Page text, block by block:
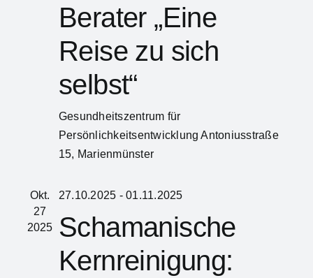
Berater „Eine
Reise zu sich
selbst“
Gesundheitszentrum für
PersönlichkeitsentwicklungAntoniusstraße
15, Marienmünster
Okt.
27
2025
27.10.2025 -01.11.2025
Schamanische
Kernreinigung: